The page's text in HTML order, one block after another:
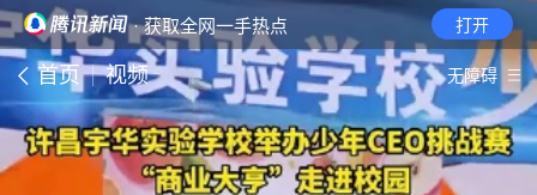
· 获取全网一手热点 打开
首页 视频 无障碍